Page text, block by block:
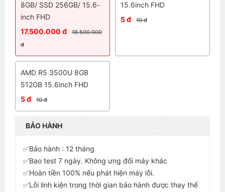
8GB/ SSD 256GB/ 15.6-
inch FHD
17.500.000 đ
18.500.000
đ
15.6inch FHD
5 đ
10 đ
AMD R5 3500U 8GB
512GB 15.6inch FHD
5 đ
10 đ
BẢO HÀNH
✅Bảo hành : 12 tháng
✅Bao test 7 ngày. Không ưng đổi máy khác
✅Hoàn tiền 100% nếu phát hiện máy lỗi.
✅Lỗi linh kiện trong thời gian bảo hành được thay thế